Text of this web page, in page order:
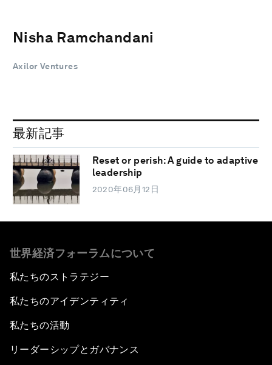
Nisha Ramchandani
Axilor Ventures
最新記事
Reset or perish: A guide to adaptive
leadership
2020年06月12日
世界経済フォーラムについて
私たちのストラテジー
私たちのアイデンティティ
私たちの活動
リーダーシップとガバナンス